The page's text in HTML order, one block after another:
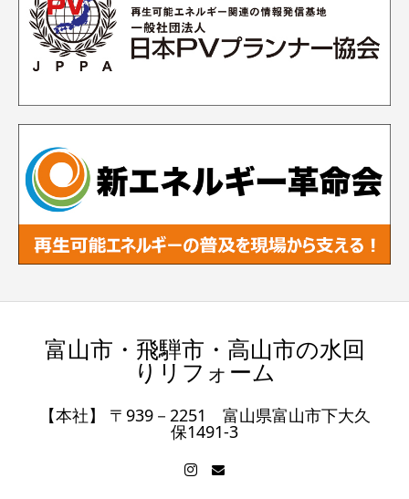
富山市・飛騨市・高山市の水回
りリフォーム
【本社】 〒939－2251 富山県富山市下大久
保1491-3